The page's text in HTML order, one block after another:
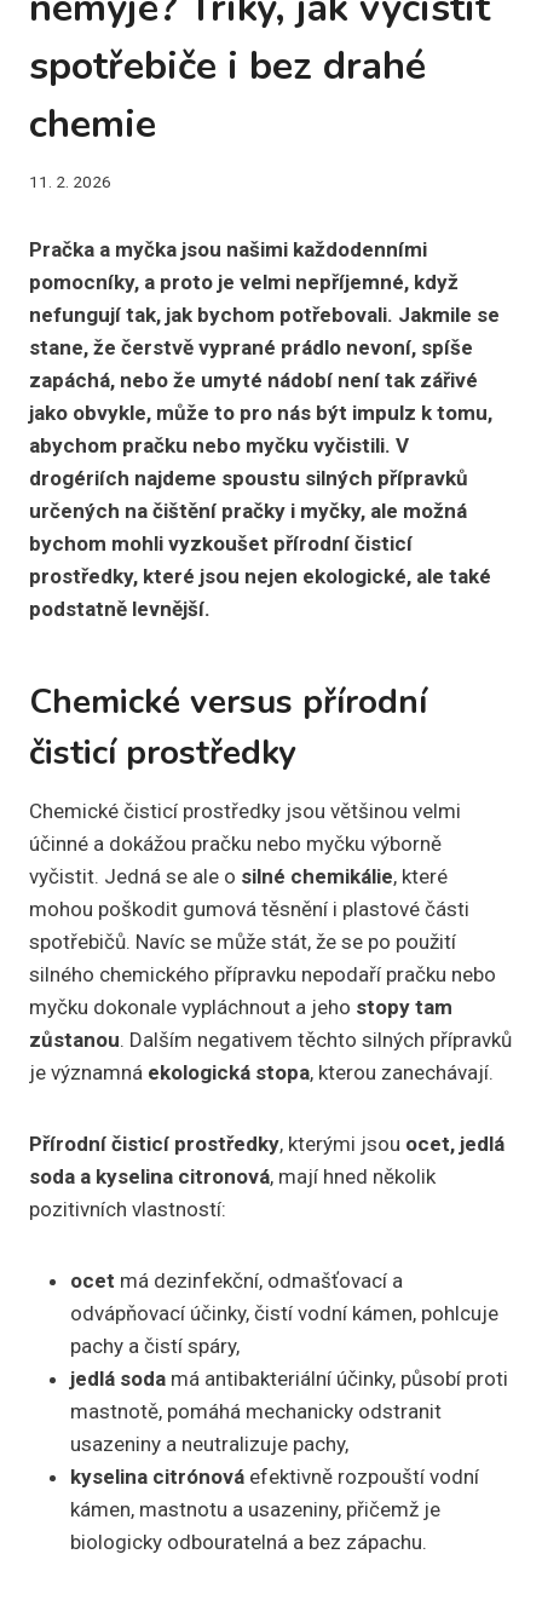
spotřebiče i bez drahé
chemie
11. 2. 2026
Pračka a myčka jsou našimi každodenními
pomocníky, a proto je velmi nepříjemné, když
nefungují tak, jak bychom potřebovali. Jakmile se
stane, že čerstvě vyprané prádlo nevoní, spíše
zapáchá, nebo že umyté nádobí není tak zářivé
jako obvykle, může to pro nás být impulz k tomu,
abychom pračku nebo myčku vyčistili. V
drogériích najdeme spoustu silných přípravků
určených na čištění pračky i myčky, ale možná
bychom mohli vyzkoušet přírodní čisticí
prostředky, které jsou nejen ekologické, ale také
podstatně levnější.
Chemické versus přírodní
čisticí prostředky
Chemické čisticí prostředky jsou většinou velmi
účinné a dokážou pračku nebo myčku výborně
vyčistit. Jedná se ale o silné chemikálie, které
mohou poškodit gumová těsnění i plastové části
spotřebičů. Navíc se může stát, že se po použití
silného chemického přípravku nepodaří pračku nebo
myčku dokonale vypláchnout a jeho stopy tam
zůstanou. Dalším negativem těchto silných přípravků
je významná ekologická stopa, kterou zanechávají.
Přírodní čisticí prostředky, kterými jsou ocet, jedlá
soda a kyselina citronová, mají hned několik
pozitivních vlastností:
ocet má dezinfekční, odmašťovací a
odvápňovací účinky, čistí vodní kámen, pohlcuje
pachy a čistí spáry,
jedlá soda má antibakteriální účinky, působí proti
mastnotě, pomáhá mechanicky odstranit
usazeniny a neutralizuje pachy,
kyselina citrónová efektivně rozpouští vodní
kámen, mastnotu a usazeniny, přičemž je
biologicky odbouratelná a bez zápachu.